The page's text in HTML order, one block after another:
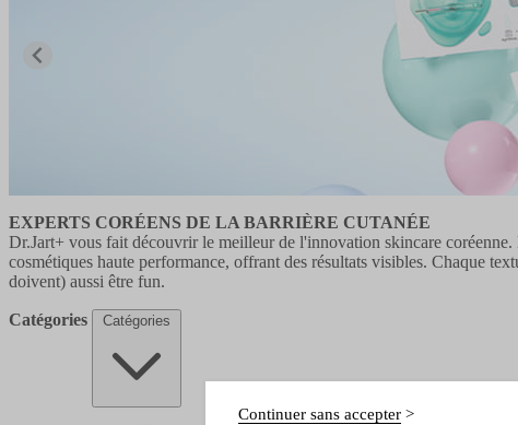
EXPERTS CORÉENS DE LA BARRIÈRE CUTANÉE
Dr.Jart+ vous fait découvrir le meilleur de l'innovation skincare
cosmétiques haute performance, offrant des résultats visibles. Chaque
doivent) aussi être fun.
Catégories Catégories
Continuer sans accepter